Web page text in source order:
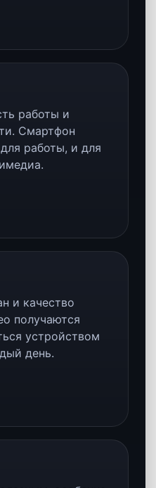
справляется с
вид и